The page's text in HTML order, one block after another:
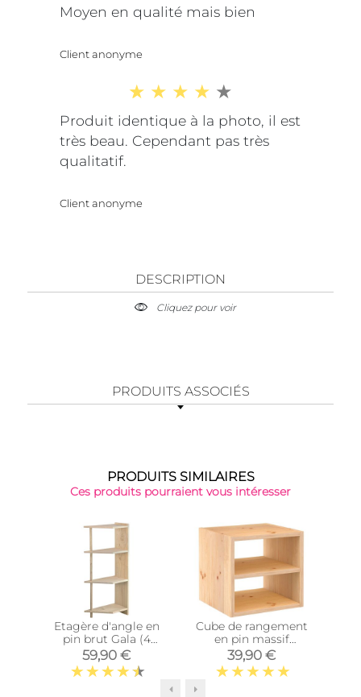
Moyen en qualité mais bien
Client anonyme
Produit identique à la photo, il est
très beau. Cependant pas très
qualitatif.
Client anonyme
DESCRIPTION
Cliquez pour voir
PRODUITS ASSOCIÉS
PRODUITS SIMILAIRES
Ces produits pourraient vous intéresser
Etagère d'angle en
pin brut Gala (4
tablettes)
59,90 €
Cube de rangement
en pin massif
Dinamic (Tablette
intermédiaire)
39,90 €